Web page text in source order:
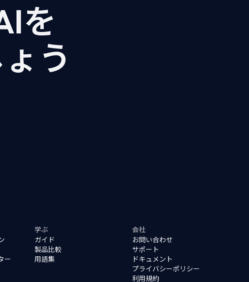
を
う
ー
学ぶ
ガイド
製品比較
用語集
会社
お問い合わせ
サポート
ドキュメント
プライバシーポリシー
利用規約